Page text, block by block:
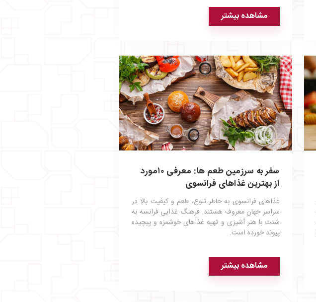
مشاهده بیشتر
سفر به سرزمین طعم‌ ها: معرفی ۱۰مورد
از بهترین غذاهای فرانسوی
غذاهای فرانسوی به خاطر تنوع، طعم و کیفیت بالا در
سراسر جهان معروف هستند. فرهنگ غذایی فرانسه به
شدت با هنر آشپزی و تهیه غذاهای خوشمزه و پیچیده
پیوند خورده است.
مشاهده بیشتر